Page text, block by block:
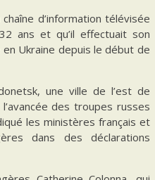
d’information télévisée
ans et qu’il effectuait son
Ukraine depuis le début de
une ville de l’est de
des troupes russes
les ministères français et
dans des déclarations